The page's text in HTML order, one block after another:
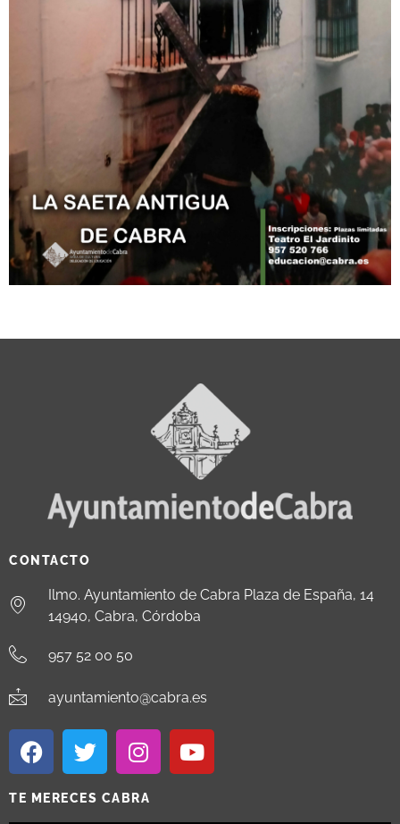
CONTACTO
Ilmo. Ayuntamiento de Cabra Plaza de España, 14
14940, Cabra, Córdoba
957 52 00 50
ayuntamiento@cabra.es
TE MERECES CABRA